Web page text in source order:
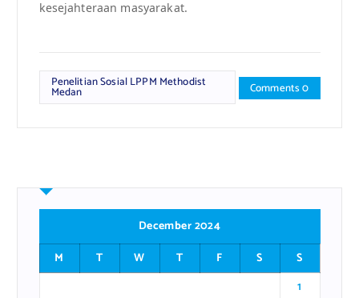
kesejahteraan masyarakat.
Penelitian Sosial LPPM Methodist
Medan Comments 0
December 2024
M
T W T F S
S
1